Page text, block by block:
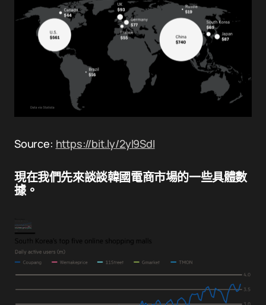
Source: https://bit.ly/2yl9SdI
現在我們先來談談韓國電商市場的一些具體數
據。